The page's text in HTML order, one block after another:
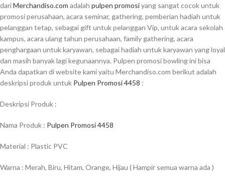
dariMerchandiso.com adalah pulpen promosiyang sangat cocok untuk
promosi perusahaan, acara seminar, gathering, pemberian hadiah untuk
pelanggan tetap, sebagai gift untuk pelanggan Vip, untuk acara sekolah
kampus, acara ulang tahun perusahaan, family gathering, acara
penghargaan untuk karyawan, sebagai hadiah untuk karyawan yang loyal
dan masih banyak lagi kegunaannya. Pulpen promosi bowling ini bisa
Anda dapatkan di website kami yaitu Merchandiso.com berikut adalah
deskripsi produk untuk Pulpen Promosi 4458 :
Deskripsi Produk :
Nama Produk : Pulpen Promosi 4458
Material : Plastic PVC
Warna : Merah, Biru, Hitam, Orange, Hijau ( Hampir semua warna ada )